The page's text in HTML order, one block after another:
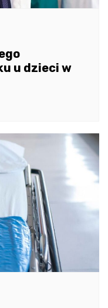
u dzieci w